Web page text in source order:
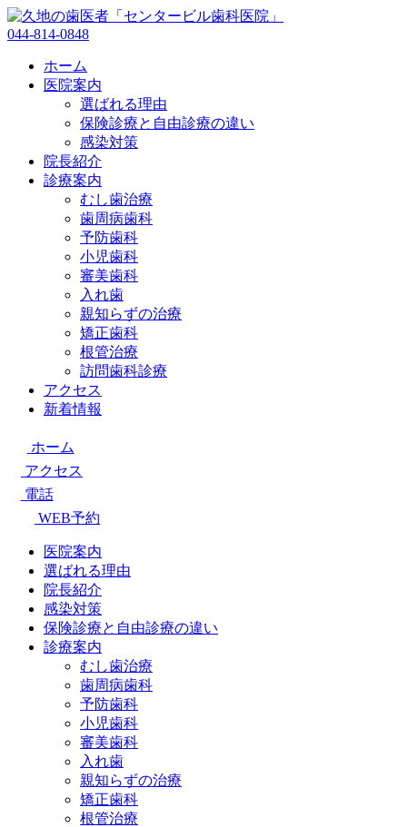
044-814-0848
ホーム
医院案内
選ばれる理由
保険診療と自由診療の違い
感染対策
院長紹介
診療案内
むし歯治療
歯周病歯科
予防歯科
小児歯科
審美歯科
入れ歯
親知らずの治療
矯正歯科
根管治療
訪問歯科診療
アクセス
新着情報
ホーム
アクセス
電話
WEB予約
医院案内
選ばれる理由
院長紹介
感染対策
保険診療と自由診療の違い
診療案内
むし歯治療
歯周病歯科
予防歯科
小児歯科
審美歯科
入れ歯
親知らずの治療
矯正歯科
根管治療